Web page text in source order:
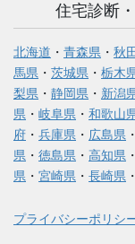
住宅診断
北海道 ・ 青森県 ・ 秋
馬県 ・ 茨城県 ・ 栃木
梨県 ・ 静岡県 ・ 新潟
県 ・ 岐阜県 ・ 和歌山
府 ・ 兵庫県 ・ 広島県 ・
県 ・ 徳島県 ・ 高知県 ・
県 ・ 宮崎県 ・ 長崎県 ・
プライバシーポリシ